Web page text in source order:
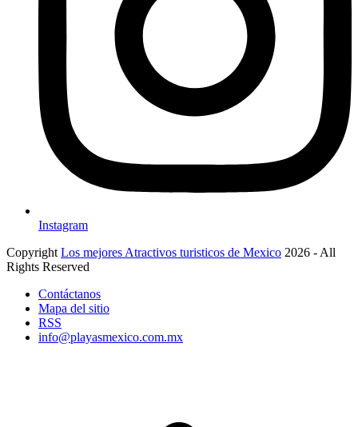
Instagram
Copyright Los mejores Atractivos turisticos de Mexico 2026 - All
Rights Reserved
Contáctanos
Mapa del sitio
RSS
info@playasmexico.com.mx